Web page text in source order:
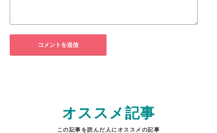
オススメ記事
この記事を読んだ人にオススメの記事